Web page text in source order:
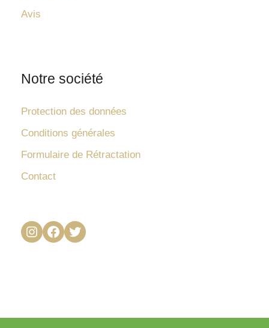
Avis
Notre société
Protection des données
Conditions générales
Formulaire de Rétractation
Contact
Instagram Facebook Twitter